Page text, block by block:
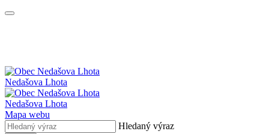
Nedašova Lhota
Nedašova Lhota
Mapa webu
Hledaný výraz